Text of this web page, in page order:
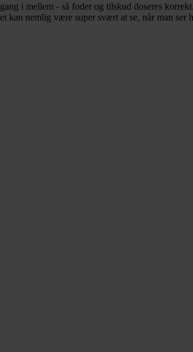
i mellem - så foder og tilskud doseres
kan nemlig være super svært at se, når man ser